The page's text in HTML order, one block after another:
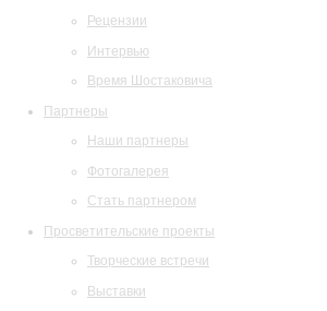
Рецензии
Интервью
Время Шостаковича
Партнеры
Наши партнеры
Фотогалерея
Стать партнером
Просветительские проекты
Творческие встречи
Выставки